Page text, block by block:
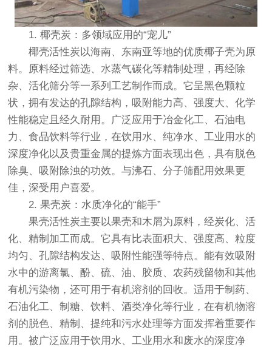
1. 椰壳炭：多领域应用的“宠儿”
椰壳活性炭以海南、东南亚等地的优质椰子壳为原
料。原料经过筛选、水蒸气碳化等精制处理，再经除
杂、活化筛分等一系列工艺制作而成。它呈黑色颗粒
状，拥有发达的孔隙结构，吸附能力高、强度大、化学
性能稳定且经久耐用。广泛应用于冶金化工、石油电
力、食品饮料等行业，在饮用水、纯净水、工业用水的
深度净化以及贵重金属的提炼方面表现出色，具有脱色
除臭、吸附除浊的功效。与沸石、分子筛配用效果更
佳，深受用户喜爱。
2. 果壳炭：水质净化的“能手”
果壳活性炭主要以果壳和木屑为原料，经炭化、活
化、精制加工而成。它具有比表面积大、强度高、粒度
均匀、孔隙结构发达、吸附性能强等特点。能有效吸附
水中的游离氯、酚、硫、油、胶质、农药残留物和其他
有机污染物，还可用于有机溶剂的回收。适用于制药、
石油化工、制糖、饮料、酒类净化等行业，在有机物溶
剂的脱色、精制、提纯和污水处理等方面发挥着重要作
用。被广泛应用于饮用水、工业用水和废水的深度净